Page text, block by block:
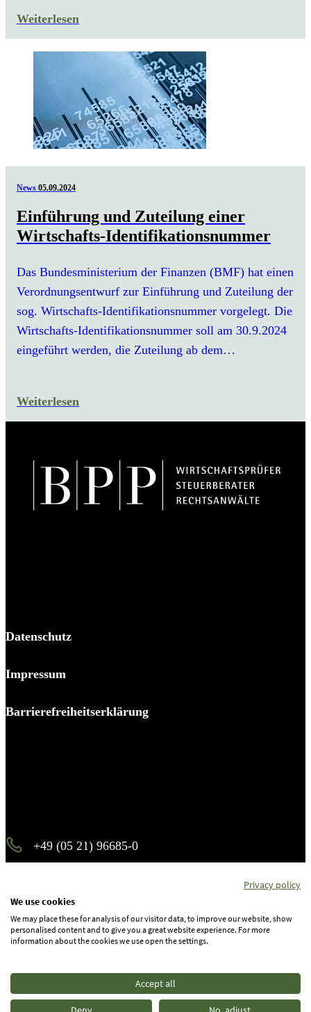
Weiterlesen
News 05.09.2024
Einführung und Zuteilung einer
Wirtschafts-Identifikationsnummer
Das Bundesministerium der Finanzen (BMF) hat einen
Verordnungsentwurf zur Einführung und Zuteilung der
sog. Wirtschafts-Identifikationsnummer vorgelegt. Die
Wirtschafts-Identifikationsnummer soll am 30.9.2024
eingeführt werden, die Zuteilung ab dem…
Weiterlesen
Datenschutz
Impressum
Barrierefreiheitserklärung
+49 (05 21) 96685-0
Instagram
Linkedin
Privacy policy
We use cookies
We may place these for analysis of our visitor data, to improve our website, show
personalised content and to give you a great website experience. For more
information about the cookies we use open the settings.
Accept all